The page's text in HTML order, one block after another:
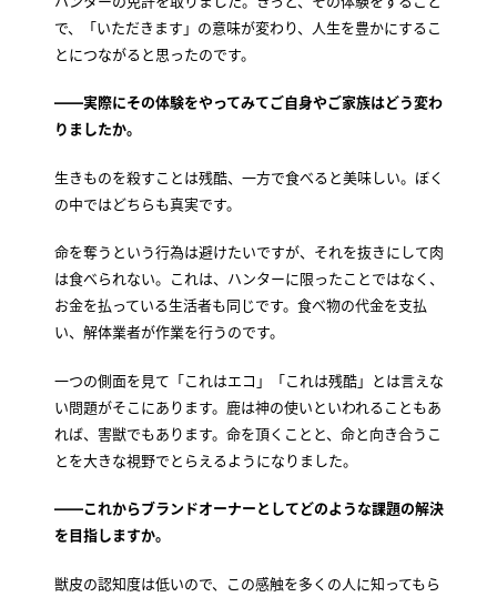
で、「いただきます」の意味が変わり、人生を豊かにするこ
とにつながると思ったのです。
――実際にその体験をやってみてご自身やご家族はどう変わ
りましたか。
生きものを殺すことは残酷、一方で食べると美味しい。ぼく
の中ではどちらも真実です。
命を奪うという行為は避けたいですが、それを抜きにして肉
は食べられない。これは、ハンターに限ったことではなく、
お金を払っている生活者も同じです。食べ物の代金を支払
い、解体業者が作業を行うのです。
一つの側面を見て「これはエコ」「これは残酷」とは言えな
い問題がそこにあります。鹿は神の使いといわれることもあ
れば、害獣でもあります。命を頂くことと、命と向き合うこ
とを大きな視野でとらえるようになりました。
――これからブランドオーナーとしてどのような課題の解決
を目指しますか。
獣皮の認知度は低いので、この感触を多くの人に知ってもら